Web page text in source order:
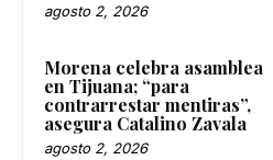
agosto 2, 2026
Morena celebra asamblea
en Tijuana; “para
contrarrestar mentiras”,
asegura Catalino Zavala
agosto 2, 2026